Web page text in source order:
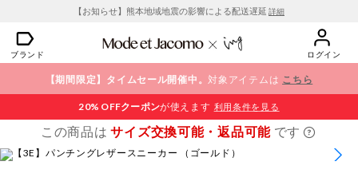
【お知らせ】熊本地域地震の影響による配送遅延 詳細
ブランド ログイン
【期間限定】タイムセール開催中。対象アイテムは こちら
20% OFFクーポンが使えます 利用条件を見る
この商品はサイズ交換可能・返品可能 です
1 /9